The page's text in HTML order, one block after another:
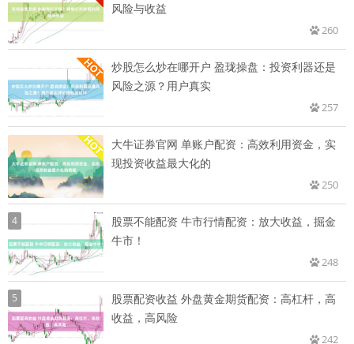
风险与收益
260
炒股怎么炒在哪开户 盈珑操盘：投资利器还是
风险之源？用户真实
257
大牛证券官网 单账户配资：高效利用资金，实
现投资收益最大化的
250
4
股票不能配资 牛市行情配资：放大收益，掘金
牛市！
248
5
股票配资收益 外盘黄金期货配资：高杠杆，高
收益，高风险
242